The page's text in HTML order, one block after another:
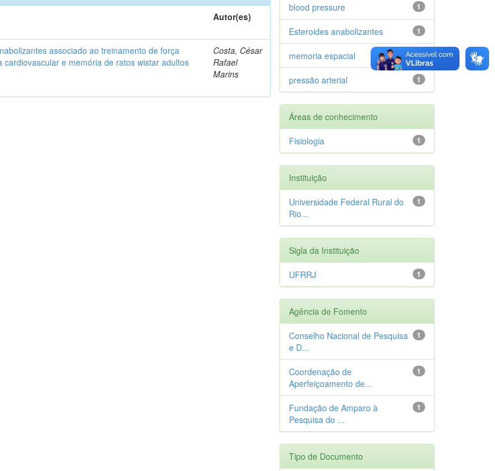
Autor(es)
associado ao treinamento de força
e memória de ratos wistar adultos
Costa, César
Rafael
Marins
1
blood pressure
1
Esteroides anabolizantes
1
memoria espacial
1
pressão arterial
Áreas de conhecimento
1
Fisiologia
Instituição
1
Universidade Federal Rural do
Rio...
Sigla da Instituição
1
UFRRJ
Agência de Fomento
1
Conselho Nacional de Pesquisa
e D...
1
Coordenação de
Aperfeiçoamento de...
1
Fundação de Amparo à
Pesquisa do ...
Tipo de Documento